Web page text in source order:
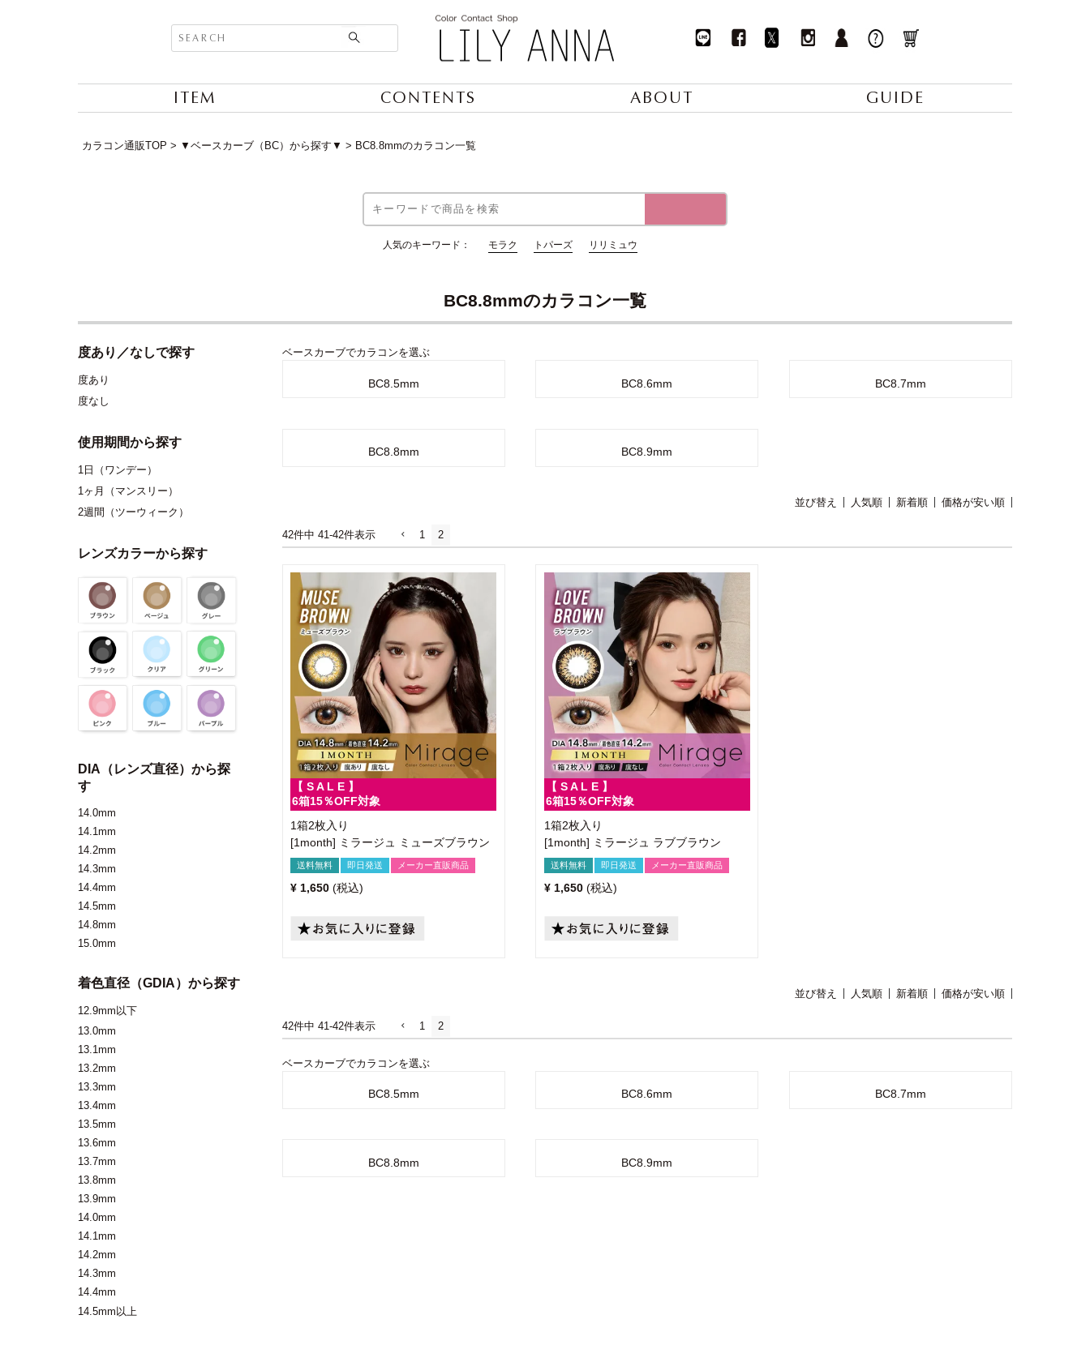
ITEM CONTENTS ABOUT GUIDE
カラコン通販TOP ▼ベースカーブ（BC）から探す▼ BC8.8mmのカラコン一覧
人気のキーワード： モラク トパーズ リリミュウ
BC8.8mmのカラコン一覧
度あり／なしで探す
度あり
度なし
使用期間から探す
1日（ワンデー）
1ヶ月（マンスリー）
2週間（ツーウィーク）
レンズカラーから探す
DIA（レンズ直径）から探
す
14.0mm
14.1mm
14.2mm
14.3mm
14.4mm
14.5mm
14.8mm
15.0mm
着色直径（GDIA）から探す
12.9mm以下
13.0mm
13.1mm
13.2mm
13.3mm
13.4mm
13.5mm
13.6mm
13.7mm
13.8mm
13.9mm
14.0mm
14.1mm
14.2mm
14.3mm
14.4mm
14.5mm以上
ベースカーブでカラコンを選ぶ
BC8.5mm BC8.6mm BC8.7mm
BC8.8mm BC8.9mm
並び替え 人気順 新着順 価格が安い順
42件中 41 -42件表示 1 2
【 S A L E 】
6箱15％OFF対象
1箱2枚入り
[1month] ミラージュ ミューズブラウン
送料無料 即日発送 メーカー直販商品
¥ 1,650 税込
【 S A L E 】
6箱15％OFF対象
1箱2枚入り
[1month] ミラージュ ラブブラウン
送料無料 即日発送 メーカー直販商品
¥ 1,650 税込
並び替え 人気順 新着順 価格が安い順
42件中 41-42件表示 1 2
ベースカーブでカラコンを選ぶ
BC8.5mm BC8.6mm BC8.7mm
BC8.8mm BC8.9mm